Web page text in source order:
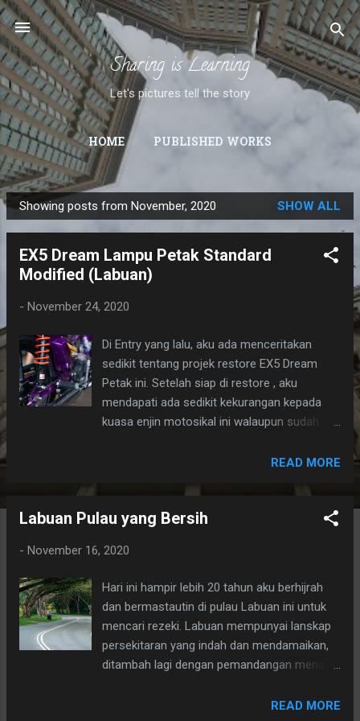
Skip to main content
Sharing is Learning
Let's pictures tell the story
HOME PUBLISHED WORKS
P
o
Showing posts from November, 2020 SHOW ALL
EX5 Dream Lampu Petak Standard
Modified (Labuan)
- November 24, 2020
Di Entry yang lalu, aku ada menceritakan
sedikit tentang projek restore EX5 Dream
Petak ini. Setelah siap di restore , aku
mendapati ada sedikit kekurangan kepada
kuasa enjin motosikal ini walaupun sudah
Racing, high camshaft dan dan mengubah
Bukanlah kelajuan yang aku cari, cuma untuk
motosikal hendak memulakan perjalanan.
sahabat sepejabatku Rafizam untuk
membuat degree Wheel di RK Motorsport
Labuan. Degree wheel dilakukan untuk
mendapatkan ketepatan bacaan bagi
pembakaran yang sempurna sekiranya ada
seperti pengubahsuaian pada camshaft. Di
READ MORE
Labuan Pulau yang Bersih
- November 16, 2020
Hari ini hampir lebih 20 tahun aku berhijrah
dan bermastautin di pulau Labuan ini untuk
mencari rezeki. Labuan mempunyai lanskap
persekitaran yang indah dan mendamaikan,
ditambah lagi dengan pemandangan menarik
pantai kerana pulau Labuan di kelilingi oleh
READ MORE